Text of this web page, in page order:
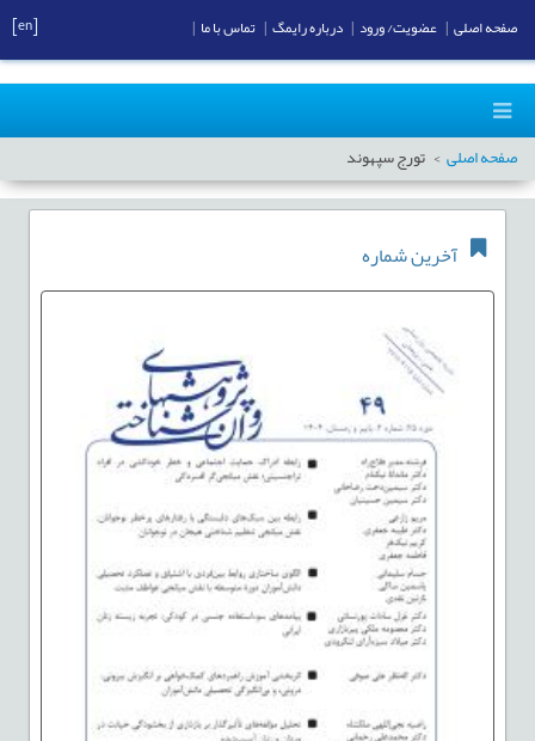
صفحه اصلی تورج سپهوند
آخرین شماره
صفحه اصلی عضویت/ ورود درباره رایمگ تماس با ما